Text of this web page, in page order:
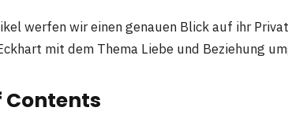
werfen wir einen genauen Blick auf ihr
mit dem Thema Liebe und Beziehung
Contents